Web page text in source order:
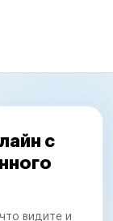
с
видите и